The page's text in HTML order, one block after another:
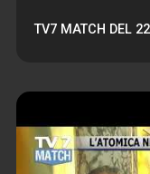
TV7 MATCH DEL